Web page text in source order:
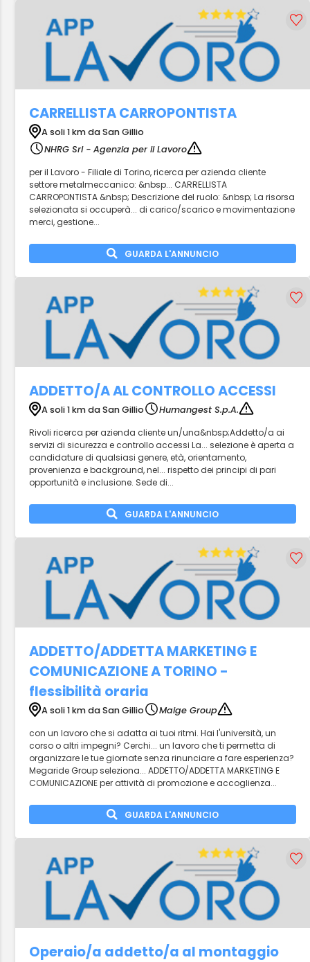
CARRELLISTA CARROPONTISTA
A soli 1 km da San Gillio
NHRG Srl - Agenzia per il Lavoro
per il Lavoro - Filiale di Torino, ricerca per azienda cliente
settore metalmeccanico: &nbsp... CARRELLISTA
CARROPONTISTA &nbsp; Descrizione del ruolo: &nbsp; La risorsa
selezionata si occuperà... di carico/scarico e movimentazione
merci, gestione...
GUARDA L'ANNUNCIO
ADDETTO/A AL CONTROLLO ACCESSI
A soli 1 km da San Gillio
Humangest S.p.A.
Rivoli ricerca per azienda cliente un/una&nbsp;Addetto/a ai
servizi di sicurezza e controllo accessi La... selezione è aperta a
candidature di qualsiasi genere, età, orientamento,
provenienza e background, nel... rispetto dei principi di pari
opportunità e inclusione. Sede di...
GUARDA L'ANNUNCIO
ADDETTO/ADDETTA MARKETING E
COMUNICAZIONE A TORINO -
flessibilità oraria
A soli 1 km da San Gillio
Maige Group
con un lavoro che si adatta ai tuoi ritmi. Hai l'università, un
corso o altri impegni? Cerchi... un lavoro che ti permetta di
organizzare le tue giornate senza rinunciare a fare esperienza?
Megaride Group seleziona... ADDETTO/ADDETTA MARKETING E
COMUNICAZIONE per attività di promozione e accoglienza...
GUARDA L'ANNUNCIO
Operaio/a addetto/a al montaggio